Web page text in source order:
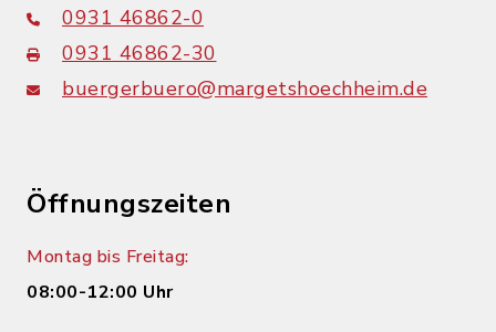
0931 46862-0
0931 46862-30
buergerbuero@margetshoechheim.de
Öffnungszeiten
Montag bis Freitag:
08:00-12:00 Uhr